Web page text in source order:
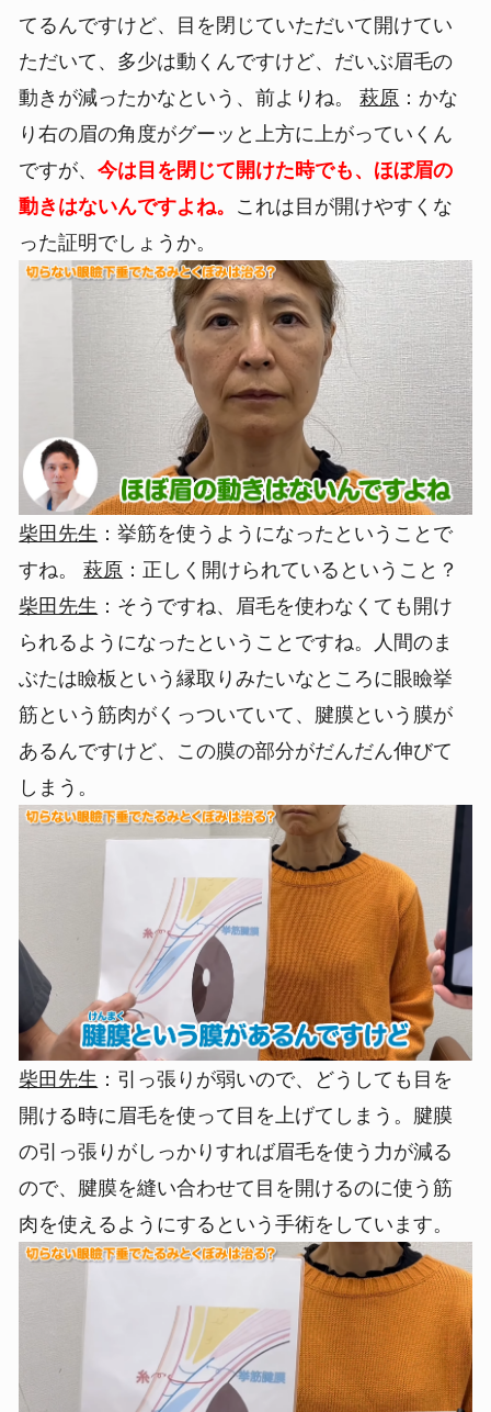
てるんですけど、目を閉じていただいて開けてい
ただいて、多少は動くんですけど、だいぶ眉毛の
動きが減ったかなという、前よりね。萩原 ：かな
り右の眉の角度がグーッと上方に上がっていくん
ですが、今は目を閉じて開けた時でも、ほぼ眉の
動きはないんですよね。 これは目が開けやすくな
った証明でしょうか。
柴田先生 ：挙筋を使うようになったということで
すね。萩原 ：正しく開けられているということ？
柴田先生 ：そうですね、眉毛を使わなくても開け
られるようになったということですね。人間のま
ぶたは瞼板という縁取りみたいなところに眼瞼挙
筋という筋肉がくっついていて、腱膜という膜が
あるんですけど、この膜の部分がだんだん伸びて
しまう。
柴田先生 ：引っ張りが弱いので、どうしても目を
開ける時に眉毛を使って目を上げてしまう。腱膜
の引っ張りがしっかりすれば眉毛を使う力が減る
ので、腱膜を縫い合わせて目を開けるのに使う筋
肉を使えるようにするという手術をしています。